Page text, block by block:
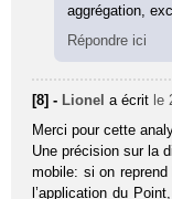
aggrégation,
Répondre ici
[8] - Lionel a écrit le
Merci pour cette
Une précision sur la
mobile: si on
l’application du